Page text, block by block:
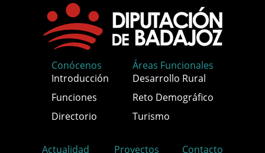
Conócenos
Introducción
Funciones
Directorio
Áreas Funcionales
Desarrollo Rural
Reto Demográfico
Turismo
Actualidad Proyectos Contacto